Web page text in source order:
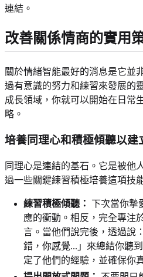
連結。
改善關係情商的實用
關於情緒智能最好的消息是它並
過有意識的努力和練習來發展的
成長領域，你就可以開始在日常
略。
培養同理心和積極傾聽以建
同理心是連結的基石。它是被他
過一些關鍵練習積極培養這項技
練習積極傾聽： 下次當你摯
應的衝動。相反，完全專注
言。當他們說完後，透過說
錯，你感覺...」來總結你聽
定了他們的經驗，並確保你